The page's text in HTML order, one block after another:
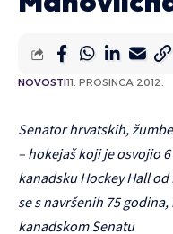
NOVOSTI11. PROSINCA 2012.
Senator hrvatskih,
– hokejaš koji je osvojio
kanadsku Hockey Hall
se s navršenih 75
kanadskom Senatu